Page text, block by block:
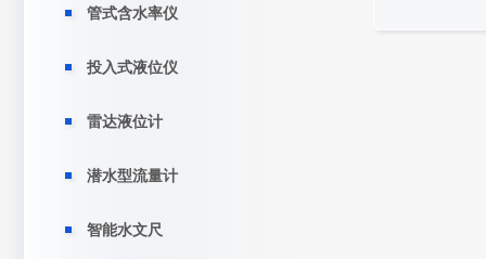
管式含水率仪
投入式液位仪
雷达液位计
潜水型流量计
智能水文尺